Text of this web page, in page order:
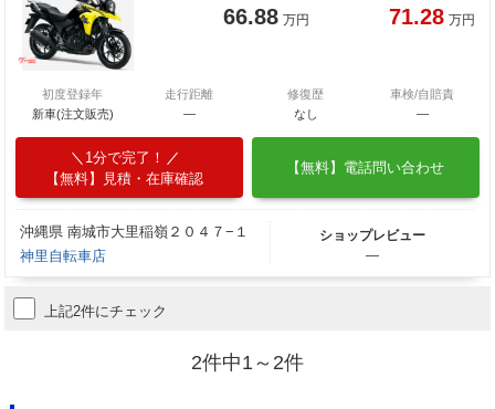
66.88 万円 71.28 万円
初度登録年
新車(注文販売)
走行距離
―
修復歴
なし
車検/自賠責
―
1分で完了！
【無料】見積・在庫確認
【無料】電話問い合わせ
沖縄県 南城市大里稲嶺２０４７−１
神里自転車店
ショップレビュー
―
上記2件にチェック
2件中1～2件